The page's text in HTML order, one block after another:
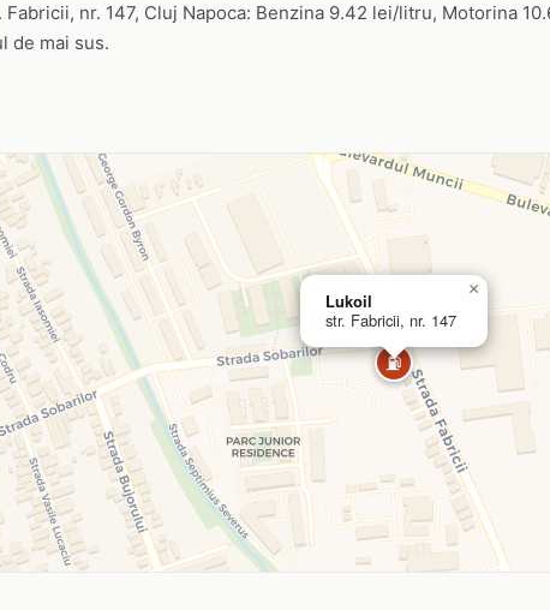
nr. 147, Cluj Napoca: Benzina 9.42 lei/litru, Motorina
de mai sus.
⛽
Lukoil
str. Fabricii, nr. 147
×